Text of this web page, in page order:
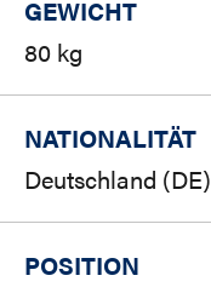
GEWICHT
80 kg
NATIONALITÄT
Deutschland (DE)
POSITION